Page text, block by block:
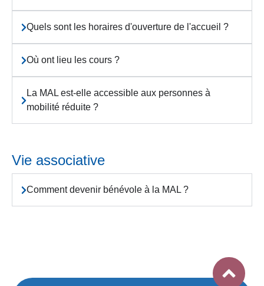
Quels sont les horaires d'ouverture de l'accueil ?
Où ont lieu les cours ?
La MAL est-elle accessible aux personnes à
mobilité réduite ?
Vie associative
Comment devenir bénévole à la MAL ?